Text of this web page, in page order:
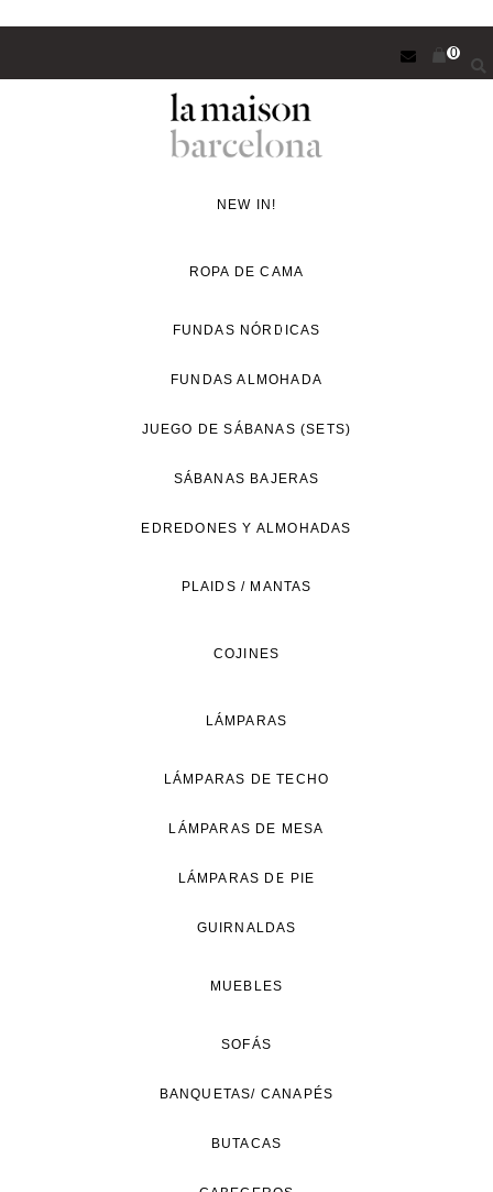
0
NEW IN!
ROPA DE CAMA
FUNDAS NÓRDICAS
FUNDAS ALMOHADA
JUEGO DE SÁBANAS (SETS)
SÁBANAS BAJERAS
EDREDONES Y ALMOHADAS
PLAIDS / MANTAS
COJINES
LÁMPARAS
LÁMPARAS DE TECHO
LÁMPARAS DE MESA
LÁMPARAS DE PIE
GUIRNALDAS
MUEBLES
SOFÁS
BANQUETAS/ CANAPÉS
BUTACAS